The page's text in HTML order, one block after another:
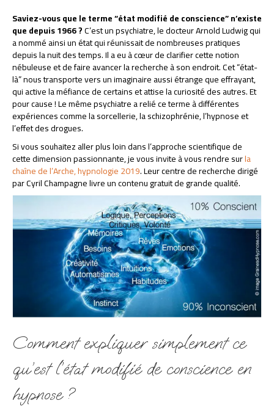
Saviez-vous que le terme “état modifié de conscience” n’existe
que depuis 1966 ?C’est un psychiatre, le docteur Arnold Ludwig qui
a nommé ainsi un état qui réunissait de nombreuses pratiques
depuis la nuit des temps. Il a eu à cœur de clarifier cette notion
nébuleuse et de faire avancer la recherche à son endroit. Cet “état-
là” nous transporte vers un imaginaire aussi étrange que effrayant,
qui active la méfiance de certains et attise la curiosité des autres. Et
pour cause ! Le même psychiatre a relié ce terme à différentes
expériences comme la sorcellerie, la schizophrénie, l’hypnose et
l’effet des drogues.
Si vous souhaitez aller plus loin dans l’approche scientifique de
cette dimension passionnante, je vous invite à vous rendre surla
chaîne de l’Arche, hypnologie 2019. Leur centre de recherche dirigé
par Cyril Champagne livre un contenu gratuit de grande qualité.
Comment expliquer simplement ce
qu’est l’état modifié de conscience en
hypnose ?